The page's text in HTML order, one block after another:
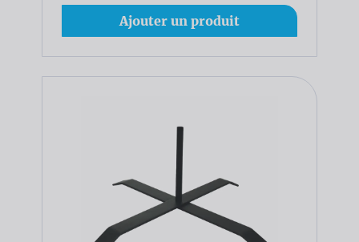
Ajouter un produit